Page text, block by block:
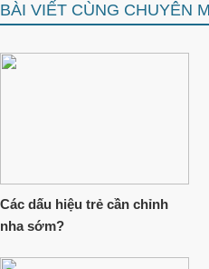
BÀI VIẾT CÙNG CHUYÊN
Các dấu hiệu trẻ cần chỉnh
nha sớm?